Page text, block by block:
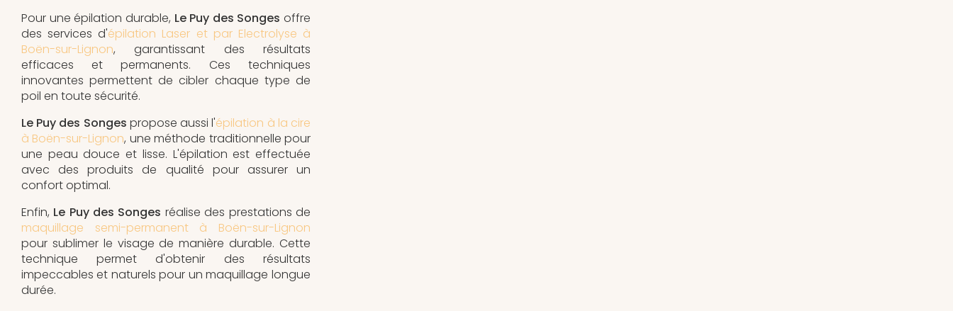
Pour une épilation durable, Le Puy des Songes offre
des services d'épilation Laser et par Electrolyse à
Boën-sur-Lignon, garantissant des résultats
efficaces et permanents. Ces techniques
innovantes permettent de cibler chaque type de
poil en toute sécurité.
Le Puy des Songes propose aussi l'épilation à la cire
à Boën-sur-Lignon, une méthode traditionnelle pour
une peau douce et lisse. L'épilation est effectuée
avec des produits de qualité pour assurer un
confort optimal.
Enfin, Le Puy des Songes réalise des prestations de
maquillage semi-permanent à Boën-sur-Lignon
pour sublimer le visage de manière durable. Cette
technique permet d'obtenir des résultats
impeccables et naturels pour un maquillage longue
durée.